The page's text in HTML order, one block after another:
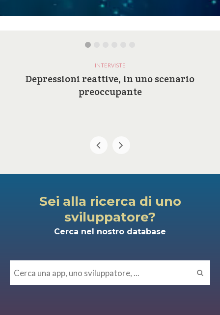
INTERVISTE
Depressioni reattive, in uno scenario
preoccupante
Sei alla ricerca di uno
sviluppatore?
Cerca nel nostro database